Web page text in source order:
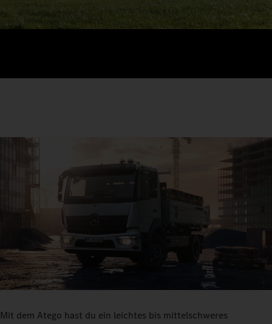
Mit dem Atego hast du ein leichtes bis mittelschweres